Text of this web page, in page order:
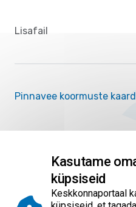
Lisafail
Pinnavee koormuste
Märksõnad:Kasutame
küpsiseid
Keskkonnaportaal